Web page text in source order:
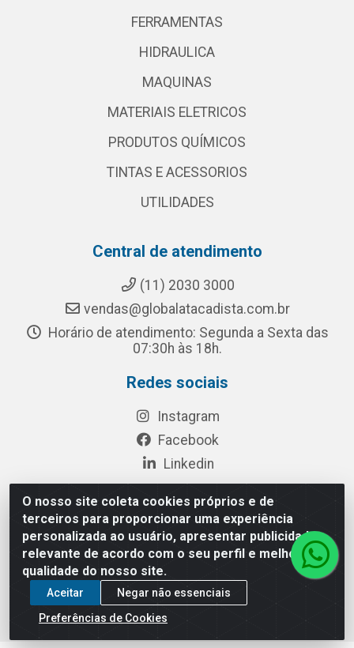
O nosso site coleta cookies próprios e de
terceiros para proporcionar uma experiência
personalizada ao usuário, apresentar publicidade
relevante de acordo com o seu perfil e melhorar a
qualidade do nosso site.
Aceitar
Negar não essenciais
Preferências de Cookies
FERRAMENTAS
HIDRAULICA
MAQUINAS
MATERIAIS ELETRICOS
PRODUTOS QUÍMICOS
TINTAS E ACESSORIOS
UTILIDADES
Central de atendimento
(11) 2030 3000
vendas@globalatacadista.com.br
Horário de atendimento: Segunda a Sexta das
07:30h às 18h.
Redes sociais
Instagram
Facebook
Linkedin
Rua Chipuê, 117 - S. Miguel Paulista São Paulo/SP - CEP
08010-260- CNPJ: 03.010.739/0001-72